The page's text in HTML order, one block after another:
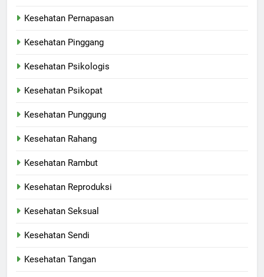
Kesehatan Pernapasan
Kesehatan Pinggang
Kesehatan Psikologis
Kesehatan Psikopat
Kesehatan Punggung
Kesehatan Rahang
Kesehatan Rambut
Kesehatan Reproduksi
Kesehatan Seksual
Kesehatan Sendi
Kesehatan Tangan